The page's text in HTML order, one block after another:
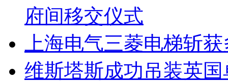
府间移交仪式
上海电气三菱电梯斩
维斯塔斯成功吊装英